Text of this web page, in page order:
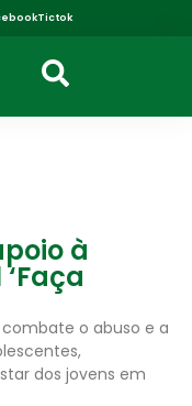
Tictok
à
o abuso e a
dos jovens em